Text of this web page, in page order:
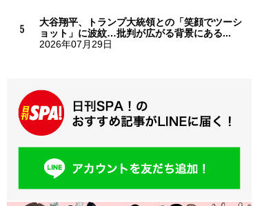
大谷翔平、トランプ大統領との「笑顔でツーシ
ョット」に波紋…批判が広がる背景にある...
2026年07月29日